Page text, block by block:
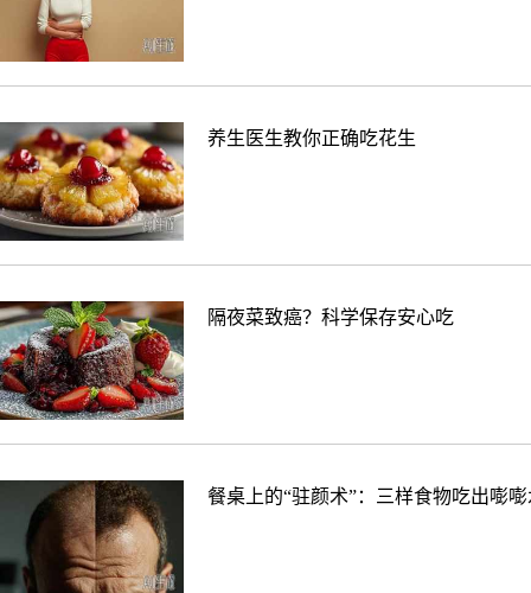
养生医生教你正确吃花生
隔夜菜致癌？科学保存安心吃
餐桌上的“驻颜术”：三样食物吃出嘭